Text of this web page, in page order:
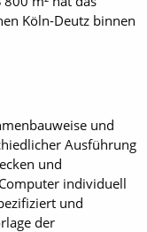
Köln-Deutz binnen
und
Ausführung
und
individuell
und
der